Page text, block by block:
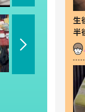
生
半
た